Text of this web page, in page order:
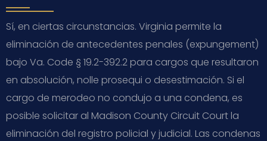
Sí, en ciertas circunstancias. Virginia permite la
eliminación de antecedentes penales (expungement)
bajo Va. Code § 19.2-392.2 para cargos que resultaron
en absolución, nolle prosequi o desestimación. Si el
cargo de merodeo no condujo a una condena, es
posible solicitar al Madison County Circuit Court la
eliminación del registro policial y judicial. Las condenas